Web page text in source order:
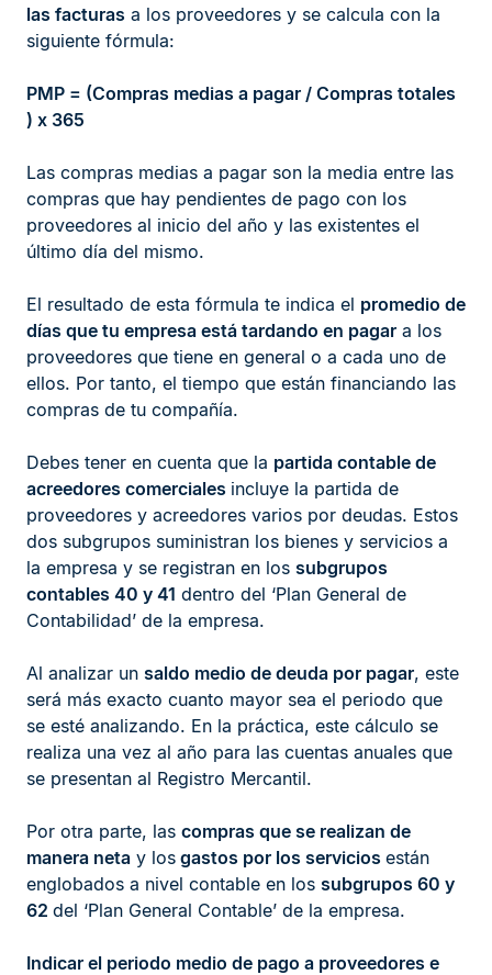
las facturas a los proveedores y se calcula con la
siguiente fórmula:
PMP = (Compras medias a pagar / Compras totales
) x 365
Las compras medias a pagar son la media entre las
compras que hay pendientes de pago con los
proveedores al inicio del año y las existentes el
último día del mismo.
El resultado de esta fórmula te indica el promedio de
días que tu empresa está tardando en pagar a los
proveedores que tiene en general o a cada uno de
ellos. Por tanto, el tiempo que están financiando las
compras de tu compañía.
Debes tener en cuenta que la partida contable de
acreedores comerciales incluye la partida de
proveedores y acreedores varios por deudas. Estos
dos subgrupos suministran los bienes y servicios a
la empresa y se registran en los subgrupos
contables 40 y 41 dentro del ‘Plan General de
Contabilidad’ de la empresa.
Al analizar un saldo medio de deuda por pagar, este
será más exacto cuanto mayor sea el periodo que
se esté analizando. En la práctica, este cálculo se
realiza una vez al año para las cuentas anuales que
se presentan al Registro Mercantil.
Por otra parte, las compras que se realizan de
manera neta y los gastos por los servicios están
englobados a nivel contable en los subgrupos 60 y
62 del ‘Plan General Contable’ de la empresa.
Indicar el periodo medio de pago a proveedores e